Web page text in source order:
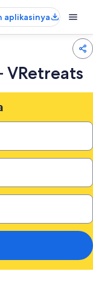
aplikasinya
VRetreats